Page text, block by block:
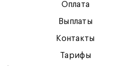
Оплата
Выплаты
Контакты
Тарифы